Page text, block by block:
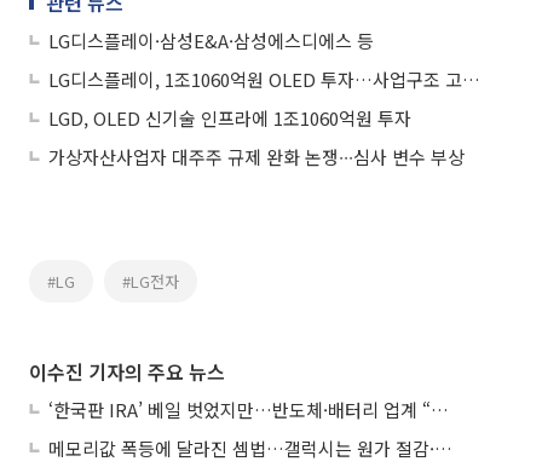
LG디스플레이·삼성E&A·삼성에스디에스 등
LG디스플레이, 1조1060억원 OLED 투자…사업구조 고도화 가속
LGD, OLED 신기술 인프라에 1조1060억원 투자
가상자산사업자 대주주 규제 완화 논쟁∙∙∙심사 변수 부상
#LG #LG전자
이수진 기자의 주요 뉴스
‘한국판 IRA’ 베일 벗었지만…반도체·배터리 업계 “시행령이 관건”
메모리값 폭등에 달라진 셈법…갤럭시는 원가 절감·아이폰은 서비스 확대